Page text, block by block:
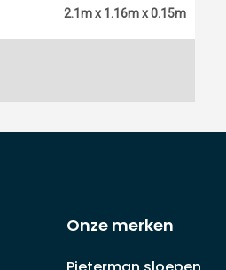
2.1m x 1.16m x 0.15m
Onze merken